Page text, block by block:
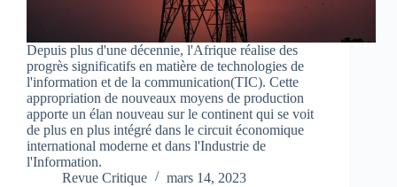
Depuis plus d'une décennie, l'Afrique réalise des
progrès significatifs en matière de technologies de
l'information et de la communication(TIC). Cette
appropriation de nouveaux moyens de production
apporte un élan nouveau sur le continent qui se voit
de plus en plus intégré dans le circuit économique
international moderne et dans l'Industrie de
l'Information.
Revue Critique
mars 14, 2023